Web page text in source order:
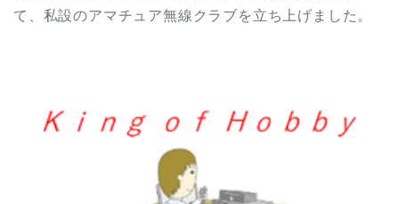
て、私設のアマチュア無線クラブを立ち上げました。